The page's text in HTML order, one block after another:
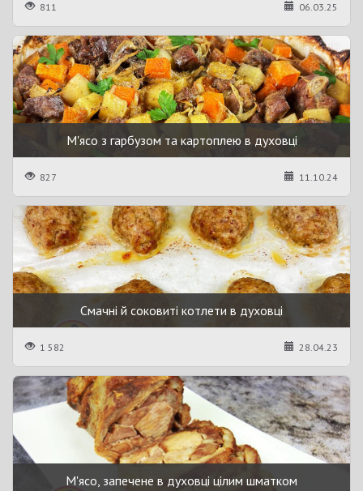
811 06.03.25
М'ясо з гарбузом та картоплею в духовці
827 11.10.24
Смачні й соковиті котлети в духовці
1 582 28.04.23
М'ясо, запечене в духовці цілим шматком